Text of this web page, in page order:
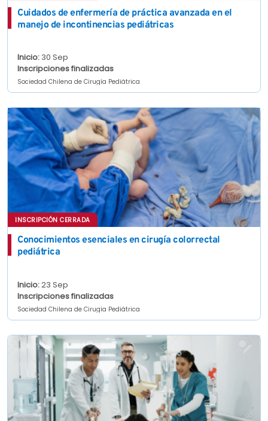
Cuidados de enfermería de práctica avanzada en el
manejo de incontinencias pediátricas
Inicio: 30 Sep
Inscripciones finalizadas
Sociedad Chilena de Cirugía Pediátrica
INSCRIPCIÓN CERRADA
Conocimientos esenciales en cirugía colorrectal
pediátrica
Inicio:23 Sep
Inscripciones finalizadas
Sociedad Chilena de Cirugía Pediátrica